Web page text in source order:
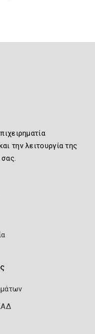
την λειτουργία της